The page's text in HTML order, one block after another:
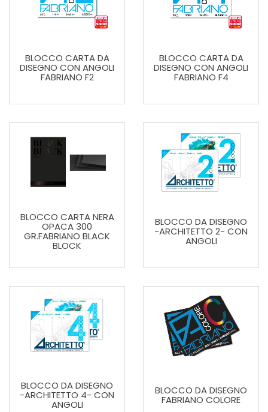
BLOCCO CARTA DA
DISEGNO CON ANGOLI
FABRIANO F2
BLOCCO CARTA DA
DISEGNO CON ANGOLI
FABRIANO F4
BLOCCO CARTA NERA
OPACA 300
GR.FABRIANO BLACK
BLOCK
BLOCCO DA DISEGNO
-ARCHITETTO 2- CON
ANGOLI
BLOCCO DA DISEGNO
-ARCHITETTO 4- CON
ANGOLI
BLOCCO DA DISEGNO
FABRIANO COLORE